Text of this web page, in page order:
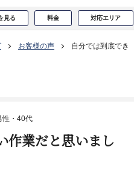
見る 料金 対応エリア
お客様の声 自分では到底でき
性・40代
作業だと思いまし